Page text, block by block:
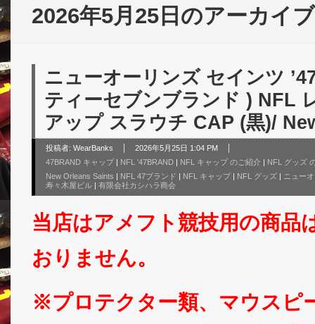
2026年5月25日のアーカイブ
ニューオーリンズ セインツ
ティーセブンブランド ) NFL
アップ スラウチ CAP (黒)/
投稿者: WearBanks
2026年5月25日 1:04 PM
47BRAND キャップ | NFL '47BRAND | NFL キャップ のご紹介 | NFL グッズ
New Orleans Saints | NFL 47ブランド | NFL キャップ | NFL グッズ | ニュー
寿々木屋ビル | 有限会社カシハラ商会
当店はアメフト競技用の商品
おりません。
※プロテクター類、マウスピ